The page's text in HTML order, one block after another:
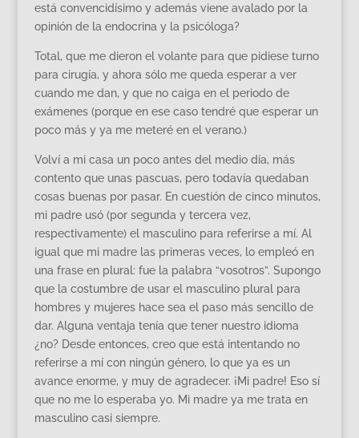
está convencidísimo y además viene avalado por la
opinión de la endocrina y la psicóloga?
Total, que me dieron el volante para que pidiese turno
para cirugía, y ahora sólo me queda esperar a ver
cuando me dan, y que no caiga en el periodo de
exámenes (porque en ese caso tendré que esperar un
poco más y ya me meteré en el verano.)
Volví a mi casa un poco antes del medio día, más
contento que unas pascuas, pero todavía quedaban
cosas buenas por pasar. En cuestión de cinco minutos,
mi padre usó (por segunda y tercera vez,
respectivamente) el masculino para referirse a mí. Al
igual que mi madre las primeras veces, lo empleó en
una frase en plural: fue la palabra “vosotros”. Supongo
que la costumbre de usar el masculino plural para
hombres y mujeres hace sea el paso más sencillo de
dar. Alguna ventaja tenía que tener nuestro idioma
¿no? Desde entonces, creo que está intentando no
referirse a mí con ningún género, lo que ya es un
avance enorme, y muy de agradecer. ¡Mi padre! Eso sí
que no me lo esperaba yo. Mi madre ya me trata en
masculino casi siempre.